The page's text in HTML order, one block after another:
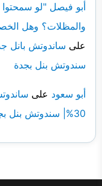
أبو فيصل "لو
والمظلات؟ وهل
على
سندوتش بنل بجدة
أبو سعود على
30%| سندوتش بنل بجدة